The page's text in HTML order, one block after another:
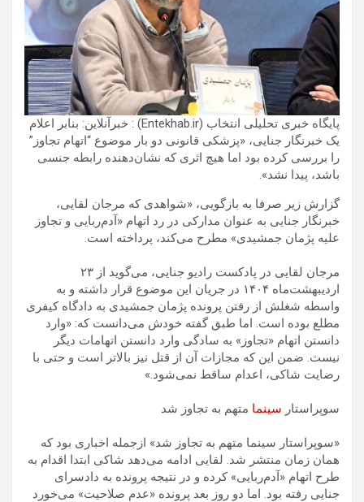
پایگاه خبری تحلیلی انتخاب (Entekhab.ir) : خبرآنلاین: بنابر اعلام
یک خبرنگار جنایی، «پزشکی قانونی دو بار موضوع “اتهام تجاوز”
را بررسی کرده بود اما هیچ اثری که نشان‌دهنده رابطه جنسی
باشد، پیدا نشد».
گزارش زیر صرفا به بازگویی، «شواهدی که مرجان لقایی،
خبرنگار جنایی به عنوان مدارکی در رد اتهام «آدم‌ربایی و تجاوز
علیه پژمان جمشیدی» مطرح می‌کند، پرداخته است.
مرجان لقایی در پادکست رادیو جنایی، می‌گوید از ۲۳
اردیبهشت‌ماه ۱۴۰۴ در جریان این موضوع قرار داشته و به
واسطه شغلش از رفتن پرونده پژمان جمشیدی به دادگاه کیفری
مطلع بوده است. اما طبق گفته‌ خودش می‌دانست که: «وارد
دانستن اتهام «تجاوز» به سادگی وارد دانستن اتهامات دیگر
نیست. ضمن این که مجازات آن از قتل نیز بالاتر است و حتی با
رضایت شاکی، اعدام ساقط نمی‌شود.»
سوپراستار سینما متهم به تجاوز شد
«سوپراستار سینما متهم به تجاوز شد» ازجمله اخباری بود که
همان زمان منتشر شد. لقایی ادامه می‌دهد شاکی ابتدا اقدام به
طرح اتهام «آدم‌ربایی» کرده و در نتیجه پرونده به دادسرای
جنایی رفته بود. اما دو روز بعد پرونده «عدم صلاحیت» می‌خورد